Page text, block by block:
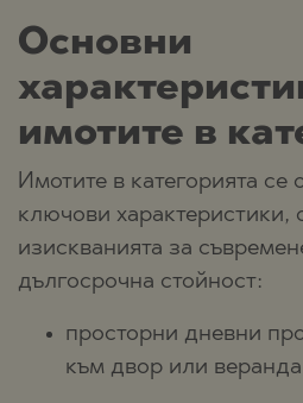
Основни
имотите в
Имотите в категорията се
ключови характеристики,
изискванията за
дългосрочна стойност:
просторни дневни
към двор или